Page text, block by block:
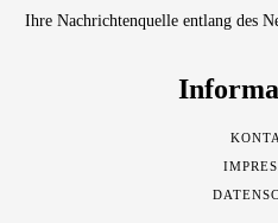
Ihre Nachrichtenquelle entlang des